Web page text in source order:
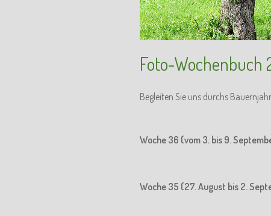
Foto-Wochenbuch
Begleiten Sie uns durchs
Woche 36 (vom 3. bis 9.
Woche 35 (27. August bis 2.